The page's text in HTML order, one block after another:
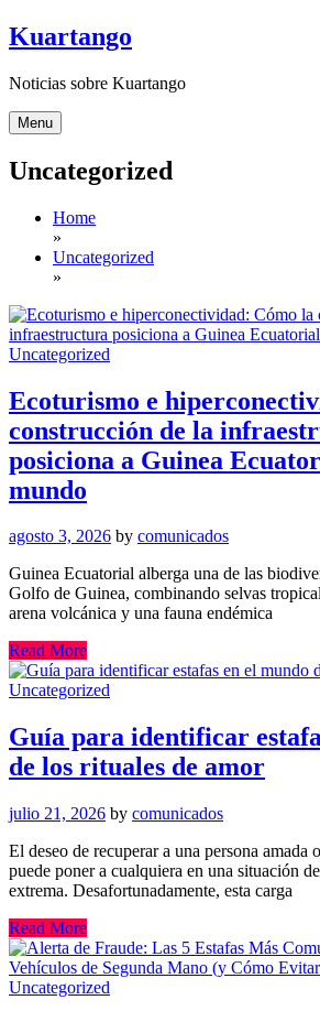
Skip
to
Kuartango
Noticias sobre Kuartango
Menu
Uncategorized
Home
»
Uncategorized
»
Uncategorized
Ecoturismo e
construcción de la
posiciona a Guinea
mundo
agosto 3, 2026 by comunicados
Guinea Ecuatorial alberga una de las
Golfo de Guinea, combinando selvas
arena volcánica y una fauna endémica
Read More
Uncategorized
Guía para identificar
de los rituales de amor
julio 21, 2026 by comunicados
El deseo de recuperar a una persona amada
puede poner a cualquiera en una situación
extrema. Desafortunadamente, esta carga
Read More
Uncategorized